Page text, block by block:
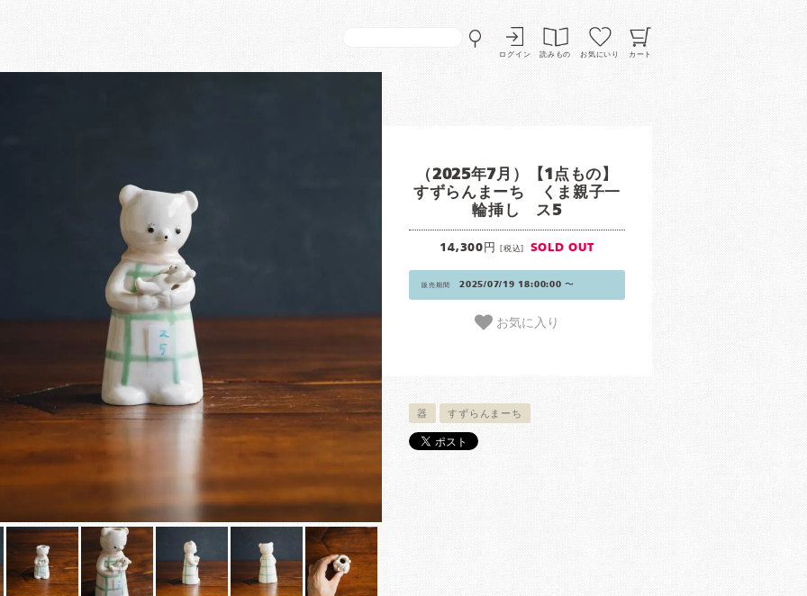
ログイン 読みもの お気にいり カート
（2025年7月）【1点もの】
すずらんまーち くま親子一
輪挿し ス5
14,300円[税込] SOLD OUT
販売期間 2025/07/19 18:00:00 〜
お気に入り
器 すずらんまーち